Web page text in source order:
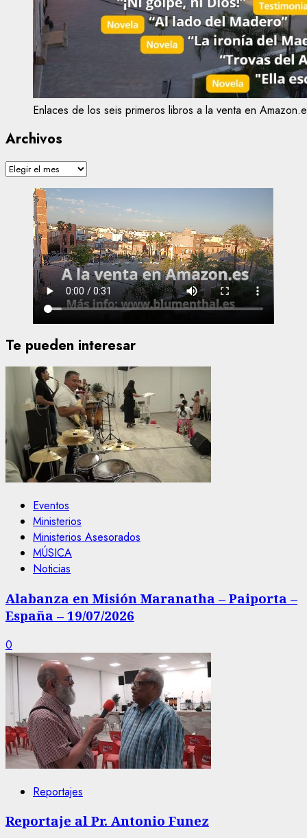
Enlaces de los seis primeros libros a la venta en
Archivos
Archivos
Te pueden interesar
Eventos
Ministerios
Ministerios Asesorados
MÚSICA
Noticias
Alabanza en Misión Maranatha – Paiporta –
España – 19/07/2026
0
Reportajes
Reportaje al Pr. Antonio Funez